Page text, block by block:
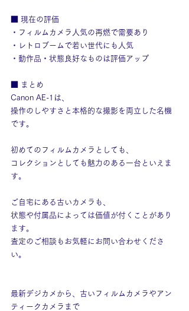
■ 現在の評価
・フィルムカメラ人気の再燃で需要あり
・レトロブームで若い世代にも人気
・動作品・状態良好なものは評価アップ
■ まとめ
Canon AE-1は、
操作のしやすさと本格的な撮影を両立した名機
です。
初めてのフィルムカメラとしても、
コレクションとしても魅力のある一台といえま
す。
ご自宅にある古いカメラも、
状態や付属品によっては価値が付くことがあり
ます。
査定のご相談もお気軽にお問い合わせくださ
い。
最新デジカメから、古いフィルムカメラやアン
ティークカメラまで